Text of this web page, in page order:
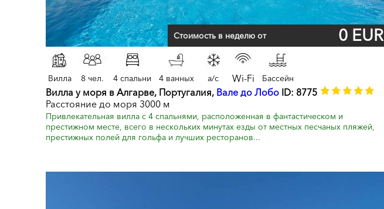
Стоимость в неделю от 0 EUR
Вилла 8 чел. 4 спальни 4 ванных a/c Wi-Fi Бассейн
Вилла у моря в Алгарве, Португалия, Вале до Лобо ID: 8775
Расстояние до моря 3000 м
Привлекательная вилла с 4 спальнями, расположенная в фантастическом и
престижном месте, всего в нескольких минутах езды от местных песчаных пляжей,
престижных полей для гольфа и лучших ресторанов...